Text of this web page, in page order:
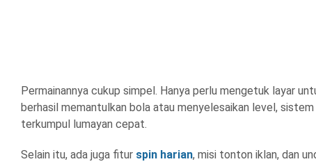
Permainannya cukup simpel. Hanya perlu mengetuk layar
berhasil memantulkan bola atau menyelesaikan level,
terkumpul lumayan cepat.
Selain itu, ada juga fitur spin harian, misi tonton iklan, dan